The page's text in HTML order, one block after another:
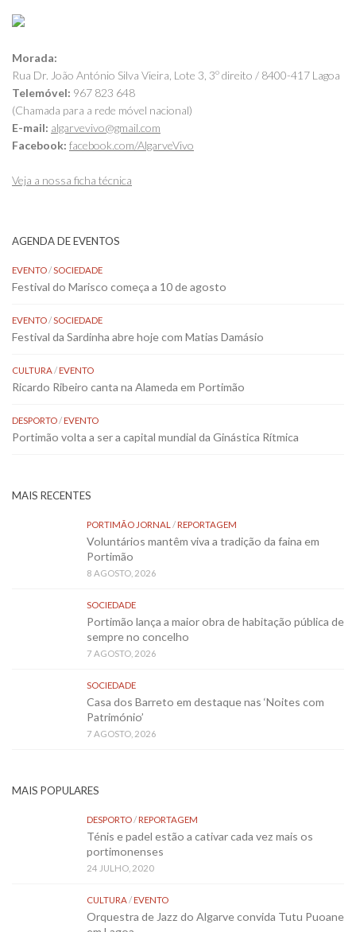
Morada:
Rua Dr. João António Silva Vieira, Lote 3, 3º direito / 8400-417 Lagoa
Telemóvel: 967 823 648
(Chamada para a rede móvel nacional)
E-mail: algarvevivo@gmail.com
Facebook: facebook.com/AlgarveVivo
Veja a nossa ficha técnica
AGENDA DE EVENTOS
EVENTO/SOCIEDADE
Festival do Marisco começa a 10 de agosto
EVENTO/SOCIEDADE
Festival da Sardinha abre hoje com Matias Damásio
CULTURA/EVENTO
Ricardo Ribeiro canta na Alameda em Portimão
DESPORTO/EVENTO
Portimão volta a ser a capital mundial da Ginástica Rítmica
MAIS RECENTES
PORTIMÃO JORNAL /REPORTAGEM
Voluntários mantêm viva a tradição da faina em
Portimão
8 AGOSTO, 2026
SOCIEDADE
Portimão lança a maior obra de habitação pública de
sempre no concelho
7 AGOSTO, 2026
SOCIEDADE
Casa dos Barreto em destaque nas ‘Noites com
Património’
7 AGOSTO, 2026
MAIS POPULARES
DESPORTO/REPORTAGEM
Ténis e padel estão a cativar cada vez mais os
portimonenses
24 JULHO, 2020
CULTURA/EVENTO
Orquestra de Jazz do Algarve convida Tutu Puoane